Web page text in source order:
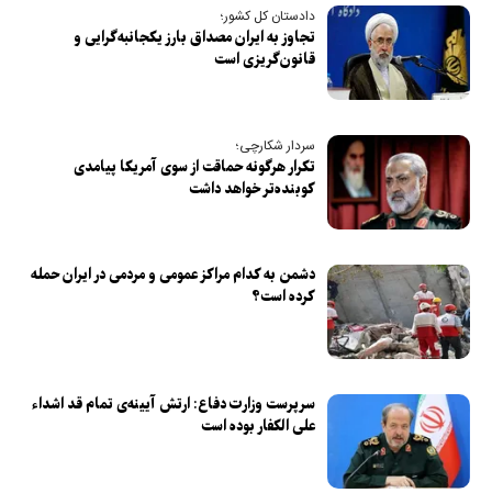
دادستان کل کشور؛
تجاوز به ایران مصداق بارز یکجانبه‌گرایی و
قانون‌گریزی است
سردار شکارچی؛
تکرار هرگونه حماقت از سوی آمریکا پیامدی
کوبنده‌تر خواهد داشت
دشمن به کدام مراکز عمومی و مردمی در ایران حمله
کرده است؟
سرپرست وزارت دفاع: ارتش آیینه‌ی تمام قد اشداء
علی الکفار بوده است